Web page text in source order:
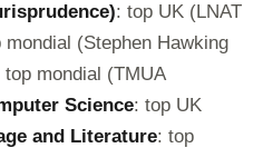
: top UK (LNAT
mondial (Stephen Hawking
top mondial (TMUA
Science: top UK
and Literature: top